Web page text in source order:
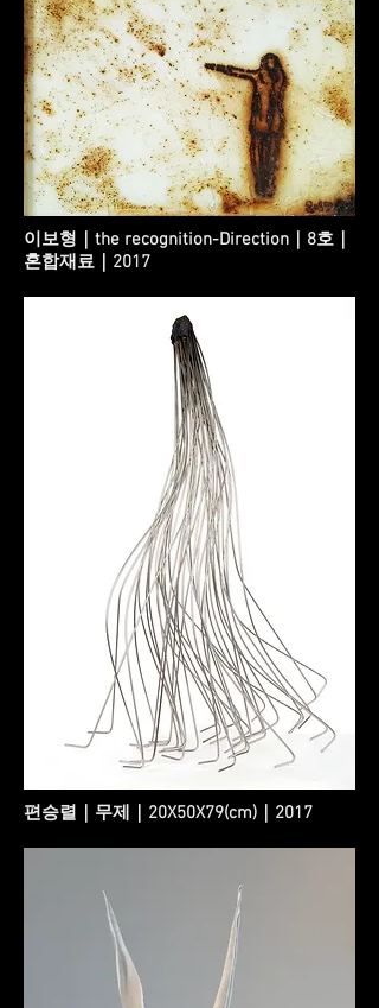
이보형｜the recognition-Direction｜8호｜
혼합재료｜2017
편승렬｜무제｜20X50X79(cm)｜2017